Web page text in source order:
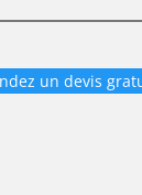
un devis